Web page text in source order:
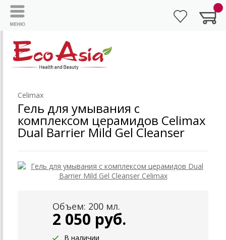
Celimax
Гель для умывания с
комплексом церамидов Celimax
Dual Barrier Mild Gel Cleanser
Объем: 200 мл.
2 050 руб.
В наличии